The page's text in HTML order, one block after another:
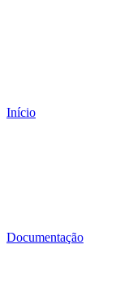
Início
Documentação